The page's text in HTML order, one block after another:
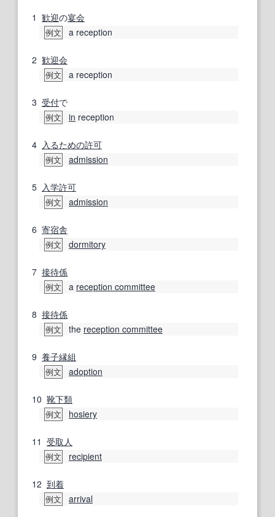
1 歓迎の宴会
例文 a reception
2 歓迎会
例文 a reception
3 受付で
例文 in reception
4 入るための許可
例文 admission
5 入学許可
例文 admission
6 寄宿舎
例文 dormitory
7 接待係
例文 a reception committee
8 接待係
例文 the reception committee
9 養子縁組
例文 adoption
10 靴下類
例文 hosiery
11 受取人
例文 recipient
12 到着
例文 arrival